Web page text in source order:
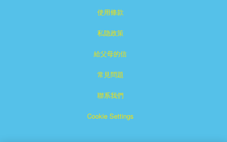
使用條款
私隐政策
給父母的信
常見問題
聯系我們
Cookie Settings